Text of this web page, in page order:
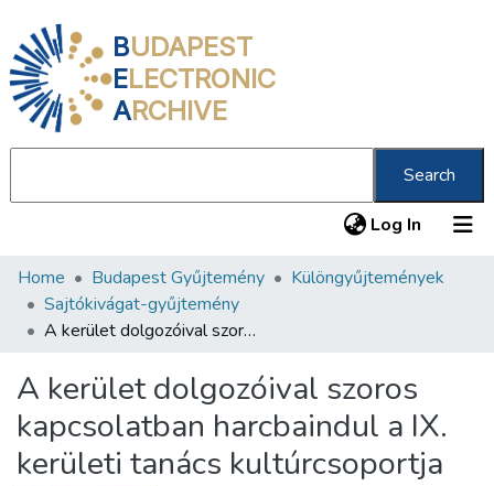
BUDAPEST
ELECTRONIC
ARCHIVE
Search
Log In (current)
Communities & Collections
All of DSpace
About us
Home Budapest Gyűjtemény
Különgyűjtemények
Sajtókivágat-gyűjtemény
A kerület dolgozóival szoros kapcsolatban harcbaindul a IX. kerületi tanács kultúrcsoportja
A kerület dolgozóival szoros
kapcsolatban harcbaindul a IX.
kerületi tanács kultúrcsoportja